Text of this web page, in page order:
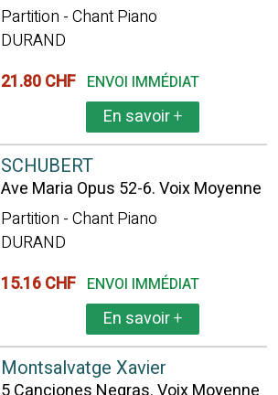
Partition - Chant Piano
DURAND
21.80 CHF ENVOI IMMÉDIAT
En savoir+
SCHUBERT
Ave Maria Opus 52-6. Voix Moyenne
Partition - Chant Piano
DURAND
15.16 CHF ENVOI IMMÉDIAT
En savoir+
Montsalvatge Xavier